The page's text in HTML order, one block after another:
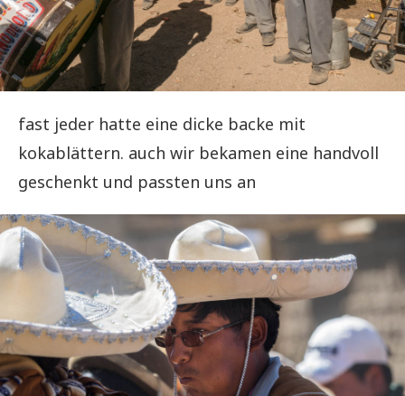
fast jeder hatte eine dicke backe mit
kokablättern. auch wir bekamen eine handvoll
geschenkt und passten uns an